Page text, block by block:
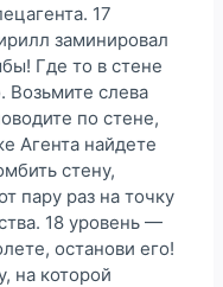
17
заминировал
Где то в стене
Возьмите слева
по стене,
Агента найдете
стену,
пару раз на точку
18 уровень —
останови его!
на которой